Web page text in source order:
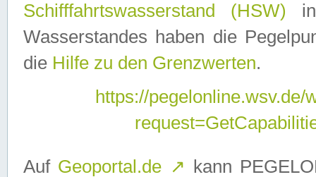
Schifffahrtswasserstand (HSW)
Wasserstandes haben die
die Hilfe zu den Grenzwerten.
https://
Auf Geoportal.de ↗ kann